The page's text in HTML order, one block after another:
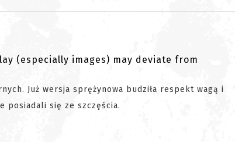
(especially images) may deviate from
Już wersja sprężynowa budziła respekt wagą i
posiadali się ze szczęścia.